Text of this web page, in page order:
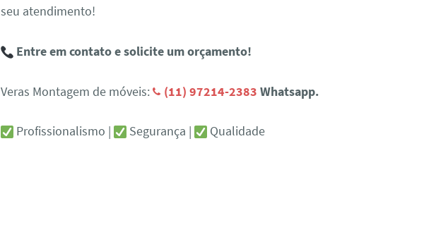
seu atendimento!
Entre em contato e solicite um orçamento!
Veras Montagem de móveis: (11) 97214-2383 Whatsapp.
Profissionalismo | Segurança | Qualidade